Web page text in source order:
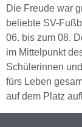
Die Freude war
beliebte SV-
06. bis zum 08.
im Mittelpunkt
Schülerinnen
fürs Leben
auf dem Platz